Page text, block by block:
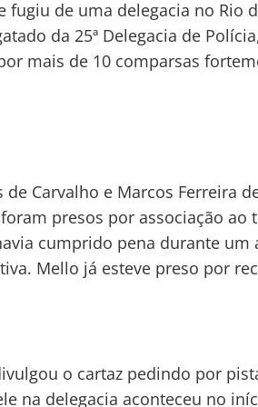
fugiu de uma delegacia no Rio
da 25ª Delegacia de
mais de 10 comparsas
de Carvalho e Marcos Ferreira
presos por associação ao
cumprido pena durante um
Mello já esteve preso por
o cartaz pedindo por
na delegacia aconteceu no